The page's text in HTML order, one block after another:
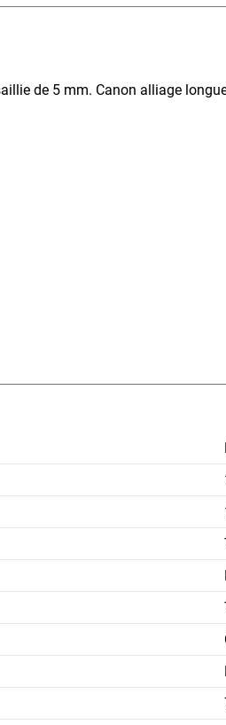
de 5 mm. Canon alliage